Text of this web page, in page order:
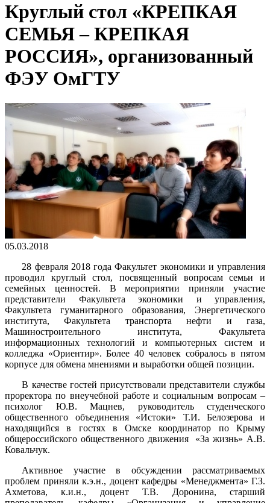
Круглый стол «КРЕПКАЯ
СЕМЬЯ – КРЕПКАЯ
РОССИЯ», организованный
ФЭУ ОмГТУ
05.03.2018
28 февраля 2018 года Факультет экономики и управления
проводил круглый стол, посвященный вопросам семьи и
семейных ценностей. В мероприятии приняли участие
представители Факультета экономики и управления,
Факультета гуманитарного образования, Энергетического
института, Факультета транспорта нефти и газа,
Машиностроительного института, Факультета
информационных технологий и компьютерных систем и
колледжа «Ориентир». Более 40 человек собралось в пятом
корпусе для обмена мнениями и выработки общей позиции.
В качестве гостей присутствовали представители службы
проректора по внеучебной работе и социальным вопросам –
психолог Ю.В. Мацнев, руководитель студенческого
общественного объединения «Истоки» Т.И. Белозерова и
находящийся в гостях в Омске координатор по Крыму
общероссийского общественного движения «За жизнь» А.В.
Ковальчук.
Активное участие в обсуждении рассматриваемых
проблем приняли к.э.н., доцент кафедры «Менеджмента» Г.З.
Ахметова, к.и.н., доцент Т.В. Доронина, старший